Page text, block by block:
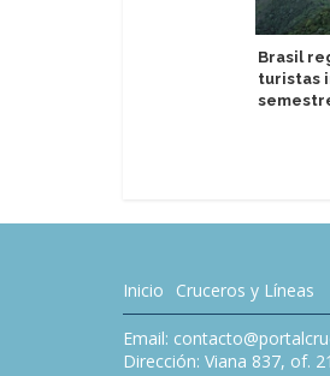
Brasil
turistas
Inicio Cruceros y Líneas
Email:
Dirección: Viana 837, of.